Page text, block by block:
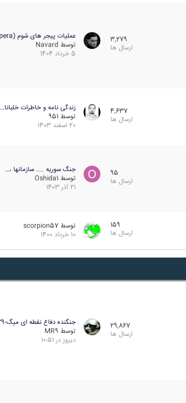
3,279
ارسال ها
عملیات پیجر های شوم (Opera…
توسط Navard
5 خرداد 1404
4,637
ارسال ها
زندگی نامه و خاطرات خلبانا…
توسط 951
20 اسفند 1403
95
ارسال ها
جنگ سوریه .... سازمانها ،…
توسط Oshida1
21 آذر 1403
159
ارسال ها
توسط scorpion57
10 خرداد 1400
29,867
ارسال ها
جنگنده دفاع نقطه ای میگ-29…
توسط MR9
دیروز در 10:51